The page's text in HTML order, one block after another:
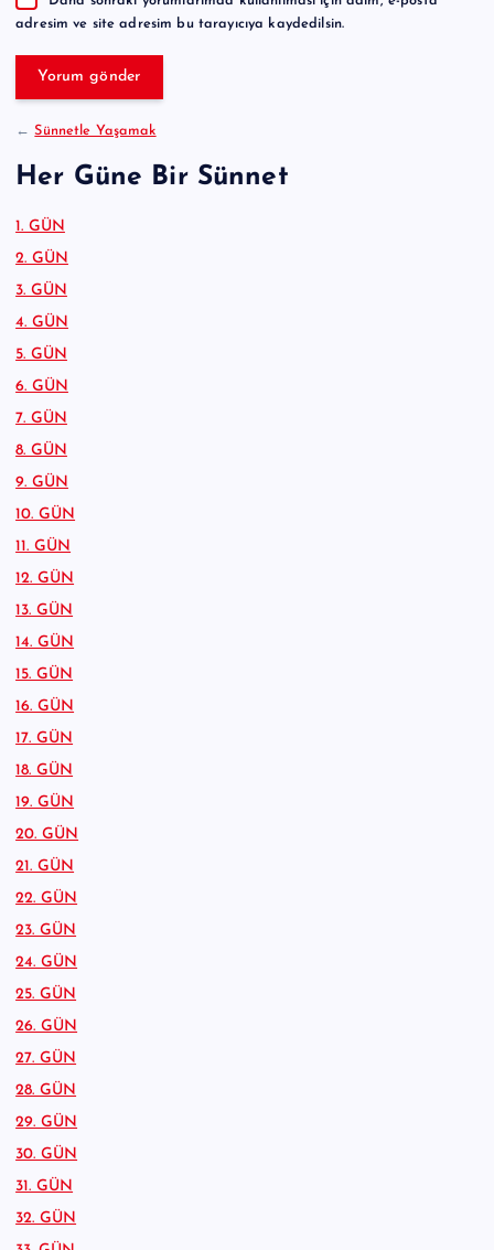
adresim ve site adresim bu tarayıcıya kaydedilsin.
t
←Sünnetle Yaşamak
Her Güne Bir Sünnet
1. GÜN
2. GÜN
3. GÜN
4. GÜN
5. GÜN
6. GÜN
7. GÜN
8. GÜN
9. GÜN
10. GÜN
11. GÜN
12. GÜN
13. GÜN
14. GÜN
15. GÜN
16. GÜN
17. GÜN
18. GÜN
19. GÜN
20. GÜN
21. GÜN
22. GÜN
23. GÜN
24. GÜN
25. GÜN
26. GÜN
27. GÜN
28. GÜN
29. GÜN
30. GÜN
31. GÜN
32. GÜN